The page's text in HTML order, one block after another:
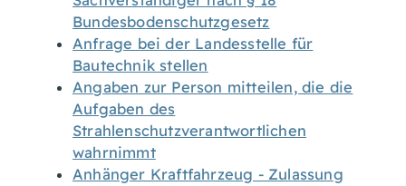
Bundesbodenschutzgesetz
Anfrage bei der Landesstelle für
Bautechnik stellen
Angaben zur Person mitteilen, die die
Aufgaben des
Strahlenschutzverantwortlichen
wahrnimmt
Anhänger Kraftfahrzeug - Zulassung